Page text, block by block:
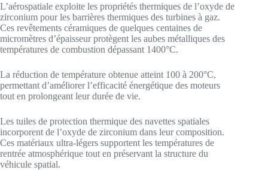
L’aérospatiale exploite les propriétés thermiques de l’oxyde de
zirconium pour les barrières thermiques des turbines à gaz.
Ces revêtements céramiques de quelques centaines de
micromètres d’épaisseur protègent les aubes métalliques des
températures de combustion dépassant 1400°C.
La réduction de température obtenue atteint 100 à 200°C,
permettant d’améliorer l’efficacité énergétique des moteurs
tout en prolongeant leur durée de vie.
Les tuiles de protection thermique des navettes spatiales
incorporent de l’oxyde de zirconium dans leur composition.
Ces matériaux ultra-légers supportent les températures de
rentrée atmosphérique tout en préservant la structure du
véhicule spatial.